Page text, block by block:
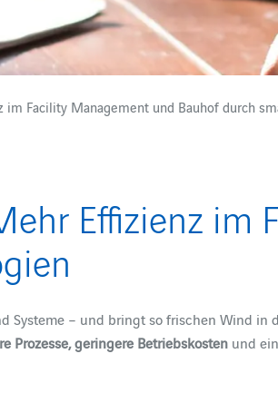
im Facility Management und Bauhof durch
Effizienz
Systeme – und bringt so frischen Wind in
Prozesse, geringere Betriebskosten und